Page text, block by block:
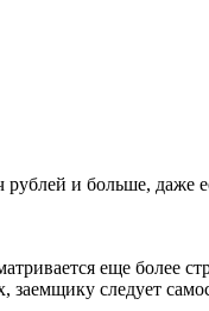
рублей и больше,
еще более
следует